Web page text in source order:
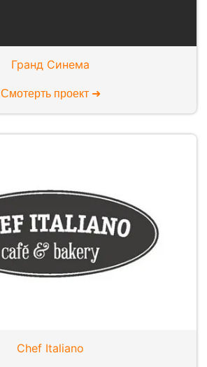
Гранд Синема
Смотерть проект ➜
Chef Italiano